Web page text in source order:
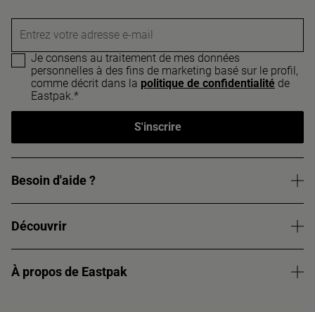
Entrez votre adresse e-mail
Je consens au traitement de mes données
personnelles à des fins de marketing basé sur le profil,
comme décrit dans la politique de confidentialité de
Eastpak.*
S'inscrire
Besoin d'aide ?
Découvrir
À propos de Eastpak